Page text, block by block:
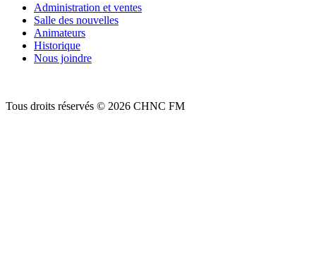
Administration et ventes
Salle des nouvelles
Animateurs
Historique
Nous joindre
Tous droits réservés © 2026 CHNC FM